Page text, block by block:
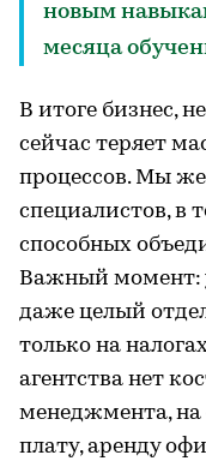
новым
месяца
В итоге бизнес,
сейчас теряет
процессов. Мы
специалистов, в
способных
Важный момент:
даже целый
только на
агентства нет
менеджмента,
плату, аренду